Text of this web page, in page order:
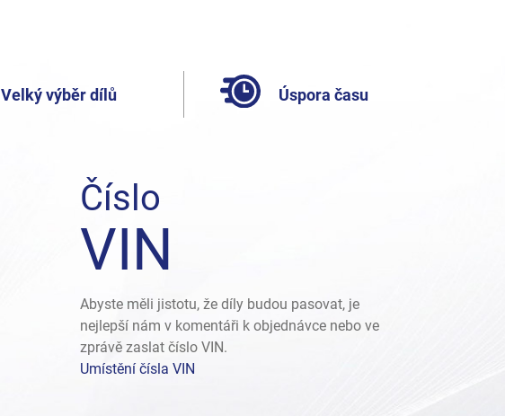
Velký výběr dílů Úspora času
Číslo
VIN
Abyste měli jistotu, že díly budou pasovat, je
nejlepší nám v komentáři k objednávce nebo ve
zprávě zaslat číslo VIN.
Umístění čísla VIN